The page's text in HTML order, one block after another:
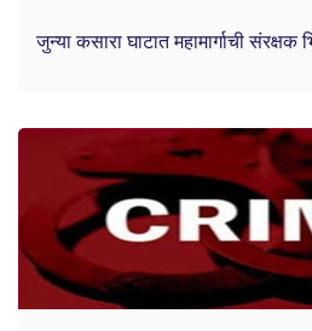
जुन्या कसारा घाटात महामार्गाची